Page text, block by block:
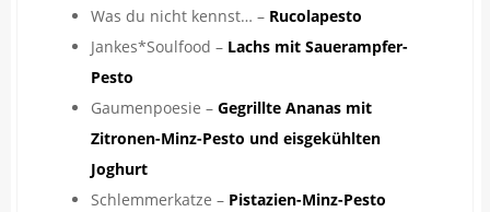
Was du nicht kennst… – Rucolapesto
Jankes*Soulfood – Lachs mit Sauerampfer-
Pesto
Gaumenpoesie – Gegrillte Ananas mit
Zitronen-Minz-Pesto und eisgekühlten
Joghurt
Schlemmerkatze – Pistazien-Minz-Pesto